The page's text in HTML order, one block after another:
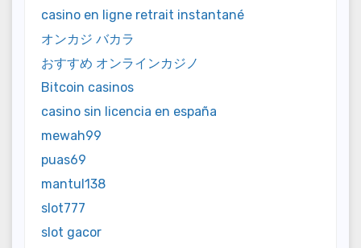
casino en ligne retrait instantané
オンカジ バカラ
おすすめ オンラインカジノ
Bitcoin casinos
casino sin licencia en españa
mewah99
puas69
mantul138
slot777
slot gacor